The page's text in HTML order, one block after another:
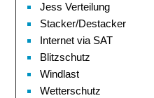
Jess Verteilung
Stacker/Destacker
Internet via SAT
Blitzschutz
Windlast
Wetterschutz